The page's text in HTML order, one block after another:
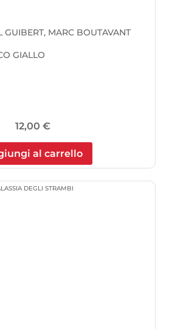
GUIBERT, MARC BOUTAVANT
GIALLO
12,00 €
al carrello